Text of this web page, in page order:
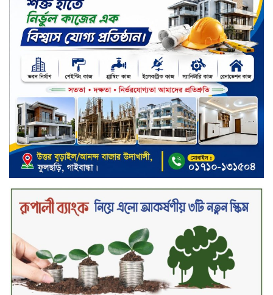
সপ্তাহের শেষ কার্যদিবসে দরপতনের
শীর্ষে সেনা ইন্স্যুরেন্স
সপ্তাহের শেষ কার্যদিবসে দরবৃদ্ধির শীর্ষে
নিটল ইন্স্যুরেন্স
সিলেটের ওসমানীনগরে দুই বাসের
মুখোমুখি সংঘর্ষে ৮ জন নিহত
২০২৯ সালের মধ্যে বাংলাদেশের
সবচেয়ে বিশ্বস্ত, টেকসই ও ক্যাশলেস
ব্যাংক হওয়ার লক্ষ্য নিয়ে ‘ভিশন ২০২৯’
উন্মোচন করল কমিউনিটি ব্যাংক
শিক্ষার্থীদের জন্য দারাজে এক্সক্লুসিভ
ডিসকাউন্ট নিয়ে আসছে রিয়েলমি
সি১০০এক্স